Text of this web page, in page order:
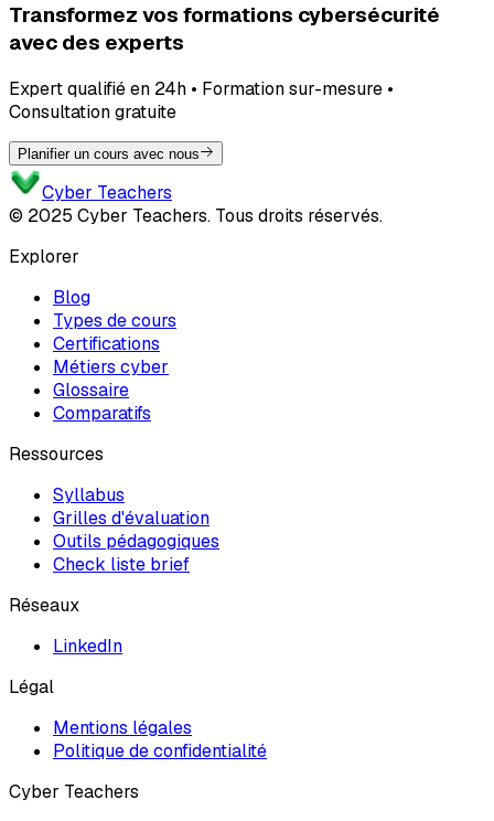
Transformez vos formations cybersécurité
avec des experts
Expert qualifié en 24h • Formation sur-mesure •
Consultation gratuite
Planifier un cours avec nous
Cyber Teachers
© 2025 Cyber Teachers. Tous droits réservés.
Explorer
Blog
Types de cours
Certifications
Métiers cyber
Glossaire
Comparatifs
Ressources
Syllabus
Grilles d'évaluation
Outils pédagogiques
Check liste brief
Réseaux
LinkedIn
Légal
Mentions légales
Politique de confidentialité
Cyber Teachers